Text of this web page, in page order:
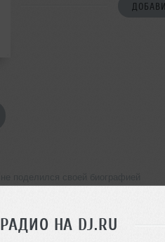
РАДИО НА DJ.RU